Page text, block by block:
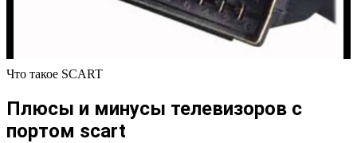
Что такое SCART
Плюсы и минусы телевизоров с
портом scart